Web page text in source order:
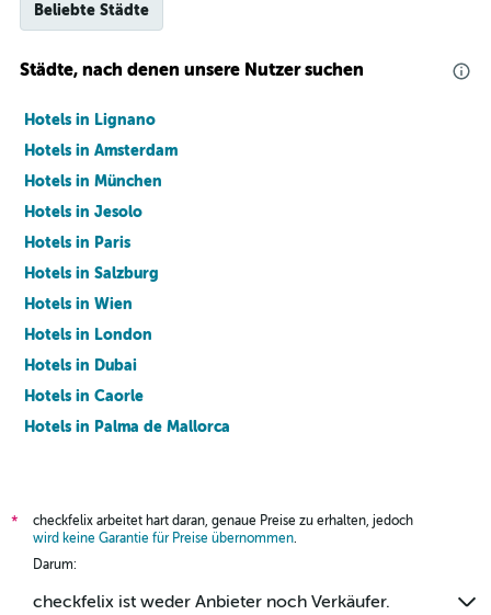
Beliebte Städte
Städte, nach denen unsere Nutzer suchen
Hotels in Lignano
Hotels in Amsterdam
Hotels in München
Hotels in Jesolo
Hotels in Paris
Hotels in Salzburg
Hotels in Wien
Hotels in London
Hotels in Dubai
Hotels in Caorle
Hotels in Palma de Mallorca
*
checkfelix arbeitet hart daran, genaue Preise zu erhalten, jedoch
wird keine Garantie für Preise übernommen.
Darum:
checkfelix ist weder Anbieter noch Verkäufer.